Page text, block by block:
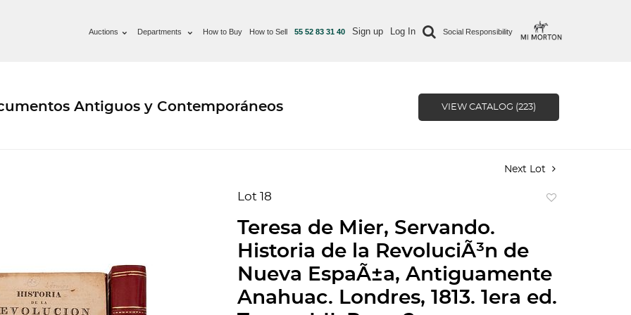
Auctions Departments How to Buy How to Sell 55 52 83 31 40 Sign up Log In Social Responsibility
Antiguos y Contemporáneos VIEW CATALOG (223)
Next Lot
Lot 18
Teresa de Mier, Servando.
Historia de la RevoluciÃ³n de
Nueva EspaÃ±a, Antiguamente
Anahuac. Londres, 1813. 1era ed.